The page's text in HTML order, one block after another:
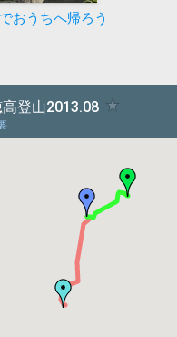
おうちへ帰ろう